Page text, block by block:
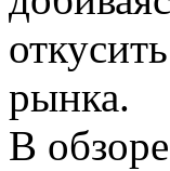
рынка.
В